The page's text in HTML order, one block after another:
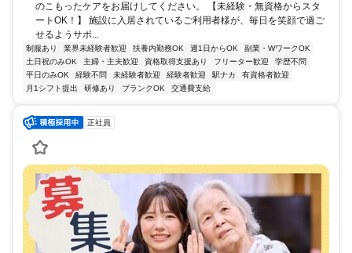
のこもったケアをお届けしてください。 【未経験・無資格からスタ
ートOK！】 施設に入居されているご利用者様が、毎日を笑顔で過ご
せるようサポ...
制服あり 業界未経験者歓迎 扶養内勤務OK 週1日からOK
副業・WワークOK
土日祝のみOK
主婦・主夫歓迎 資格取得支援あり フリーター歓迎
学歴不問
平日のみOK
経験不問 未経験者歓迎 経験者歓迎 駅ナカ
有資格者歓迎
月1シフト提出
研修あり ブランクOK 交通費支給
正社員